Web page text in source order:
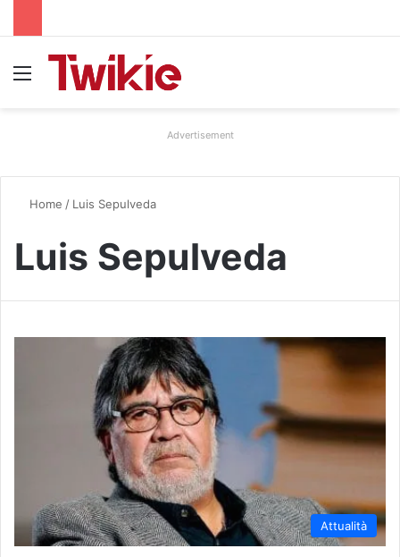
Advertisement
Home / Luis Sepulveda
Luis Sepulveda
Attualità